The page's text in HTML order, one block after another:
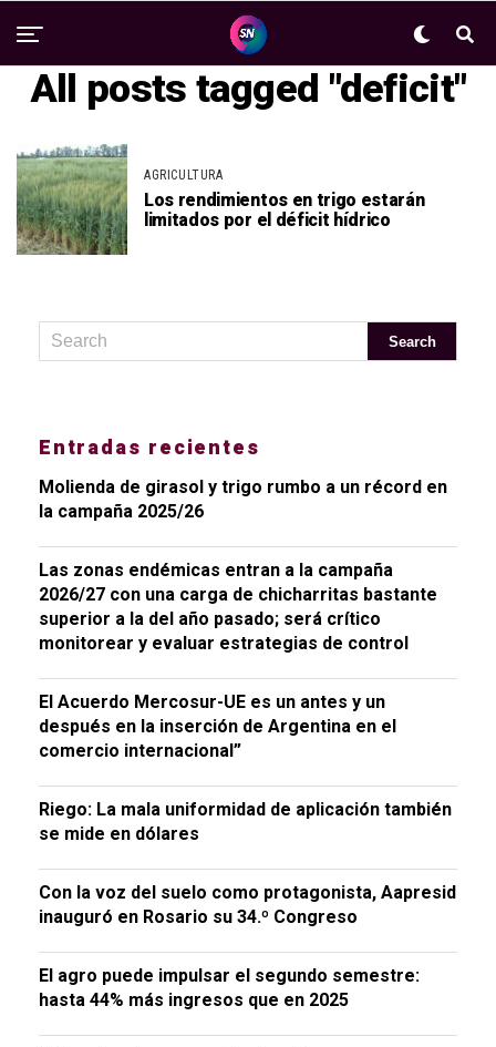
All posts tagged "deficit"
AGRICULTURA
Los rendimientos en trigo estarán
limitados por el déficit hídrico
Entradas recientes
Molienda de girasol y trigo rumbo a un récord en
la campaña 2025/26
Las zonas endémicas entran a la campaña
2026/27 con una carga de chicharritas bastante
superior a la del año pasado; será crítico
monitorear y evaluar estrategias de control
El Acuerdo Mercosur-UE es un antes y un
después en la inserción de Argentina en el
comercio internacional”
Riego: La mala uniformidad de aplicación también
se mide en dólares
Con la voz del suelo como protagonista, Aapresid
inauguró en Rosario su 34.º Congreso
El agro puede impulsar el segundo semestre:
hasta 44% más ingresos que en 2025